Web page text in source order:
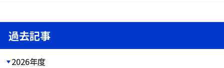
過去記事
2026年度